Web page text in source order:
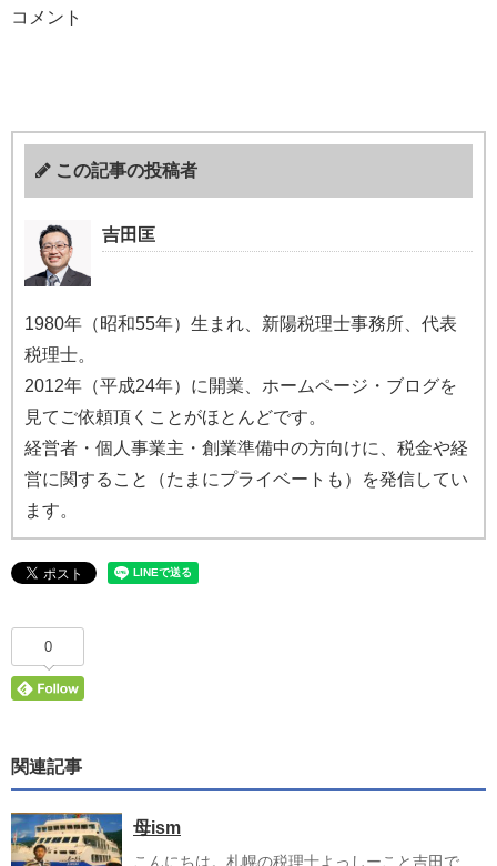
コメント
この記事の投稿者
吉田匡
1980年（昭和55年）生まれ、新陽税理士事務所、代表
税理士。
2012年（平成24年）に開業、ホームページ・ブログを
見てご依頼頂くことがほとんどです。
経営者・個人事業主・創業準備中の方向けに、税金や経
営に関すること（たまにプライベートも）を発信してい
ます。
0
関連記事
母ism
こんにちは。札幌の税理士よっしーこと吉田で